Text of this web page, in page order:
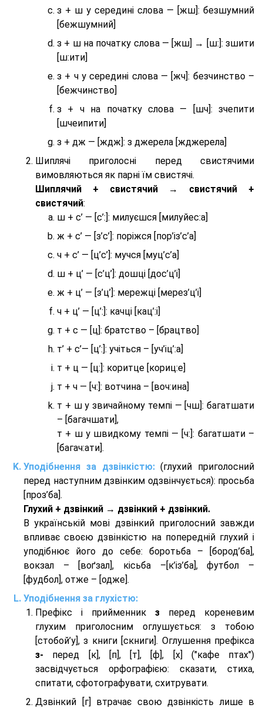
з + ш у середині слова — [жш]: безшумний
[бежшумний]
з + ш на початку слова — [жш] → [ш:]: зшити
[ш:ити]
з + ч у середині слова — [жч]: безчинство –
[бежчинство]
з + ч на початку слова — [шч]: зчепити
[шчеипити]
з + дж — [ждж]: з джерела [жджерела]
Шиплячі приголосні перед свистячими
вимовляються як парні їм свистячі.
Шиплячий + свистячий → свистячий +
свистячий:
ш + с’ — [с’:]: милуєшся [милуйес:а]
ж + с’ — [з’с’]: поріжся [пор’із’с’а]
ч + с’ — [ц’с’]: мучся [муц’с’а]
ш + ц’ — [с’ц’]: дошці [дос’ц’і]
ж + ц’ — [з’ц’]: мережці [мерез’ц’і]
ч + ц’ — [ц’:]: качці [кац’:і]
т + с — [ц]: братство – [брaцтво]
т’ + с’— [ц’:]: учіться – [уч’іц’:a]
т + ц — [ц:]: коритце [кориц:е]
т + ч — [ч:]: вотчина – [вoч:ина]
т + ш у звичайному темпі — [чш]: багатшати
– [багачшати],
т + ш у швидкому темпі — [ч:]: багатшати –
[багач:ати].
Уподібнення за дзвінкістю:(глухий приголосний
перед наступним дзвінким одзвінчується): просьба
[проз’ба].
Глухий + дзвінкий → дзвінкий + дзвінкий.
В українській мові дзвінкий приголосний завжди
впливає своєю дзвінкістю на попередній глухий і
уподібнює його до себе: боротьба – [бород’ба],
вокзал – [воґзал], кісьба –[к’із’ба], футбол –
[фудбол], отже – [одже].
Уподібнення за глухістю:
Префікс і прийменник з перед кореневим
глухим приголосним оглушується: з тобою
[стобой’у], з книги [скниги]. Оглушення префікса
з- перед [к], [п], [т], [ф], [х] ("кафе птах")
засвідчується орфографією: сказати, стиха,
спитати, сфотографувати, схитрувати.
Дзвінкий [г] втрачає свою дзвінкість лише в